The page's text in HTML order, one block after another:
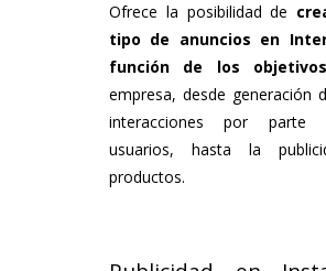
Ofrece la posibilidad de
tipo de anuncios en
función de los objetivos
empresa, desde generación
interacciones por
usuarios, hasta la
productos.